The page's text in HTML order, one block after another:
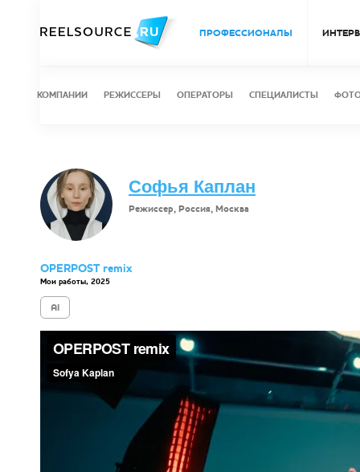
ПРОФЕССИОНАЛЫ
КОМПАНИИ РЕЖИССЕРЫ ОПЕРАТОРЫ СПЕЦИАЛИСТЫ
Софья Каплан
Режиссер, Россия, Москва
OPERPOST remix
Мои работы, 2025
AI